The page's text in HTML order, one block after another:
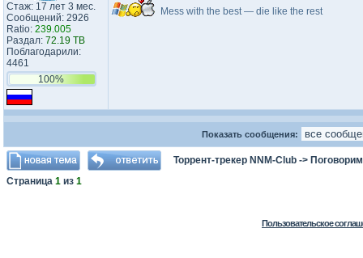
Стаж: 17 лет 3 мес.
Сообщений: 2926
Ratio: 239.005
Раздал: 72.19 TB
Поблагодарили:
4461
100%
Mess with the best — die like the rest
Показать сообщения:
Торрент-трекер NNM-Club -> Поговорим
Страница 1 из 1
Пользовательское